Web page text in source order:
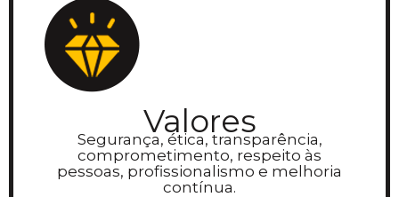
Valores
Segurança, ética, transparência,
comprometimento, respeito às
pessoas, profissionalismo e melhoria
contínua.